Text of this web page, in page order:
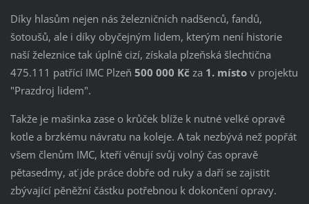
Díky hlasům nejen nás železničních nadšenců, fandů,
šotoušů, ale i díky obyčejným lidem, kterým není historie
naší železnice tak úplně cizí, získala plzeňská šlechtična
475.111 patřící IMC Plzeň 500 000 Kč za 1. místo v projektu
"Prazdroj lidem".
Takže je mašinka zase o krůček blíže k nutné velké opravě
kotle a brzkému návratu na koleje. A tak nezbývá než popřát
všem členům IMC, kteří věnují svůj volný čas opravě
pětasedmy, ať jde práce dobře od ruky a daří se zajistit
zbývající pěněžní částku potřebnou k dokončení opravy.